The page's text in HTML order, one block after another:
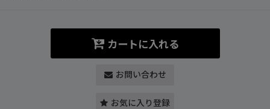
カートに入れる
お問い合わせ
お気に入り登録